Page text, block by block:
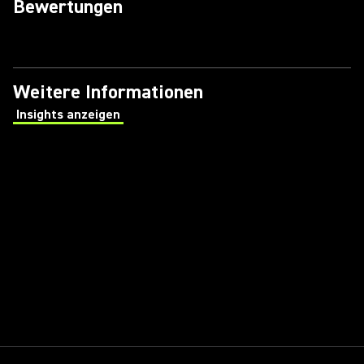
Bewertungen
Weitere Informationen
Insights anzeigen
(Opens in a new tab)